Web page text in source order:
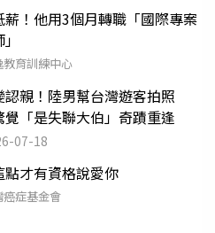
薪！他用3個月轉職「國際專案
教育訓練中心
認親！陸男幫台灣遊客拍照
覺「是失聯大伯」奇蹟重逢
07-18
點才有資格說愛你
癌症基金會